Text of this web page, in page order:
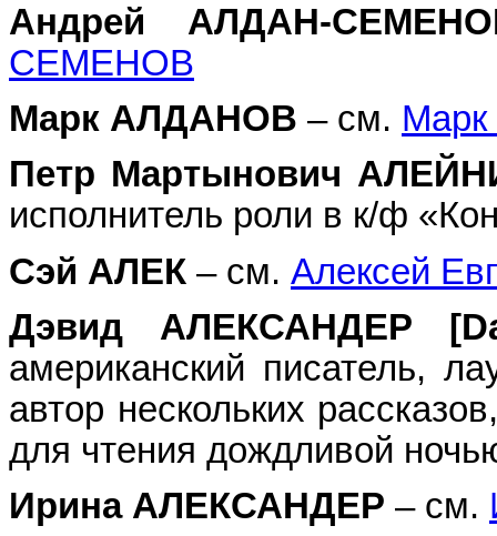
Андрей АЛДАН-
СЕМЕНОВ
Марк АЛДАНОВ – см.
Петр Мартынович
исполнитель роли в к/ф
Сэй АЛЕК – см. Алексей
Дэвид АЛЕКСАНДЕР
американский писатель,
автор нескольких
для чтения дождливой
Ирина АЛЕКСАНДЕР – см.